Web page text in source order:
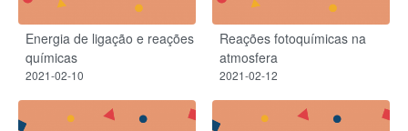
Energia de ligação e reações
químicas
2021-02-10
Reações fotoquímicas na
atmosfera
2021-02-12